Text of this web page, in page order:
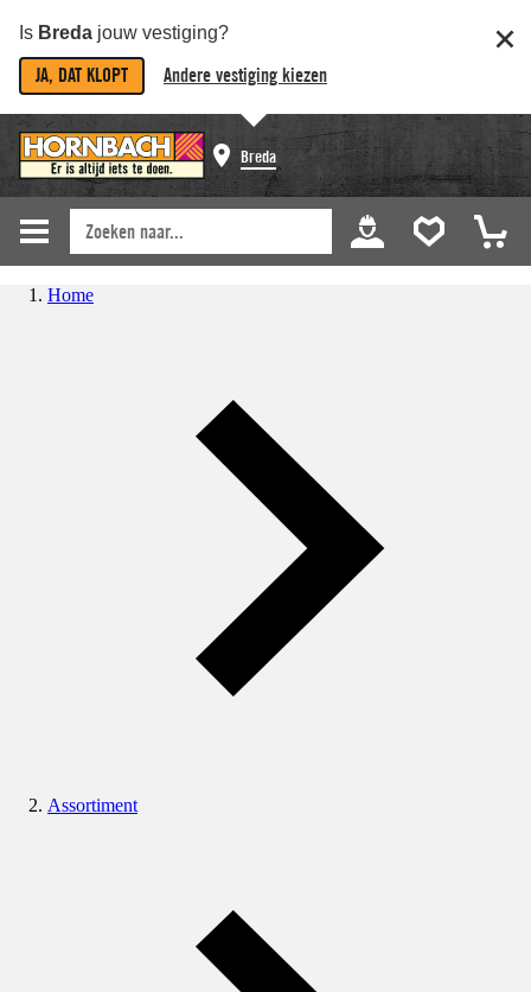
Is Breda jouw vestiging?
JA, DAT KLOPT Andere vestiging kiezen
Breda
Home
Assortiment